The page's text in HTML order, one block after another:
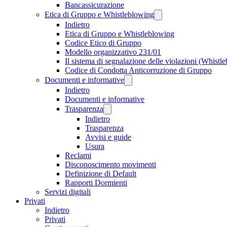
Bancassicurazione
Etica di Gruppo e Whistleblowing
Indietro
Etica di Gruppo e Whistleblowing
Codice Etico di Gruppo
Modello organizzativo 231/01
Il sistema di segnalazione delle violazioni
Codice di Condotta Anticorruzione di Gruppo
Documenti e informative
Indietro
Documenti e informative
Trasparenza
Indietro
Trasparenza
Avvisi e guide
Usura
Reclami
Disconoscimento movimenti
Definizione di Default
Rapporti Dormienti
Servizi digitali
Privati
Indietro
Privati